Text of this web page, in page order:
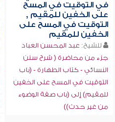
في التوقيت في المسح
على الخفين للمقيم ,
التوقيت في المسح على
الخفين للمقيم
للشيخ: عبد المحسن العباد
جزء من محاضرة ( شرح سنن
النسائي - كتاب الطهارة - (باب
التوقيت في المسح على الخفين
للمقيم) إلى (باب صفة الوضوء
من غير حدث))